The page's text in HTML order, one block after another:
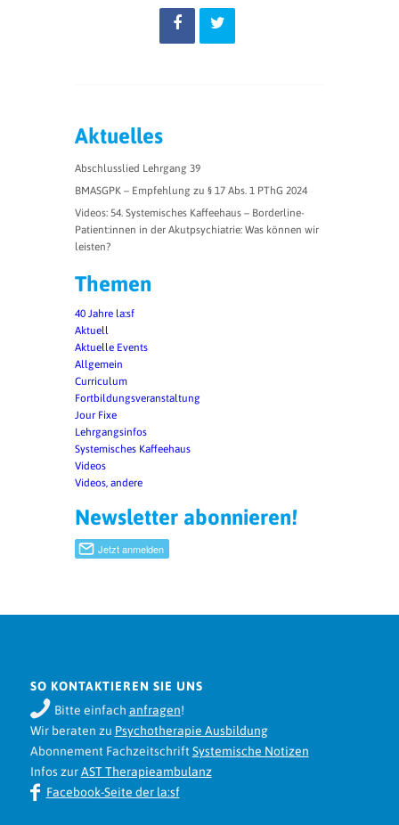
Aktuelles
Abschlusslied Lehrgang 39
BMASGPK – Empfehlung zu § 17 Abs. 1 PThG 2024
Videos: 54. Systemisches Kaffeehaus – Borderline-
Patient:innen in der Akutpsychiatrie: Was können wir
leisten?
Themen
40 Jahre la:sf
Aktuell
Aktuelle Events
Allgemein
Curriculum
Fortbildungsveranstaltung
Jour Fixe
Lehrgangsinfos
Systemisches Kaffeehaus
Videos
Videos, andere
Newsletter abonnieren!
SO KONTAKTIEREN SIE UNS
Bitte einfach anfragen!
Wir beraten zu Psychotherapie Ausbildung
Abonnement Fachzeitschrift Systemische Notizen
Infos zurAST Therapieambulanz
Facebook-Seite der la:sf